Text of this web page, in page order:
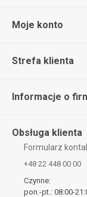
Moje konto
Strefa klienta
Informacje o
Obsługa klienta
Formularz
+48 22 448 00 00
Czynne:
pon.-pt.: 08:00-